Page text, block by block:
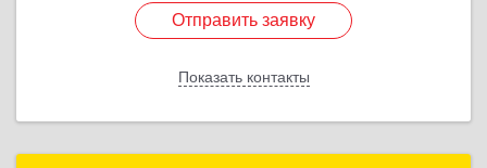
Отправить заявку
Показать контакты
Отправить заявку
Назад